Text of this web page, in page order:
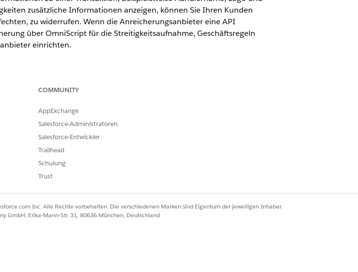
zusätzliche Informationen anzeigen, können Sie Ihren Kunden
zu widerrufen. Wenn die Anreicherungsanbieter eine API
über OmniScript für die Streitigkeitsaufnahme, Geschäftsregeln
einrichten.
an, indem Sie die Verwaltung von Transaktionsstreitigkeiten in
bietet Karteninhabern klare und wiedererkennbare Informationen vom
hinzuzufügen.
von Geschäftsregeln
mithilfe von Geschäftsregeln. Konfigurieren Sie eine
COMMUNITY
AppExchange
Salesforce-Administratoren
Salesforce-Entwickler
Trailhead
Schulung
Trust
Inc. Alle Rechte vorbehalten. Die verschiedenen Marken sind Eigentum der jeweiligen Inhaber.
GmbH, Erika-Mann-Str. 31, 80636 München, Deutschland